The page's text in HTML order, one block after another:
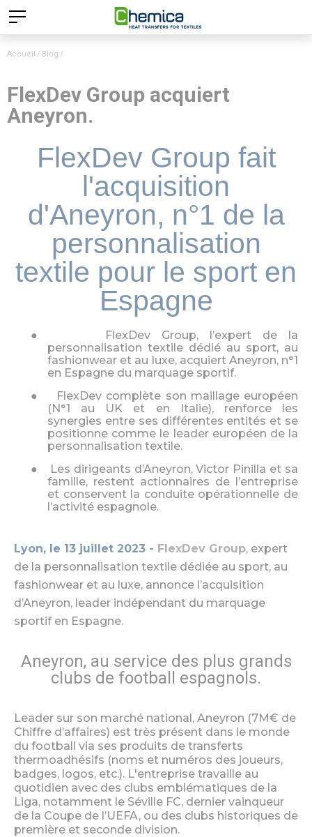
Accueil Blog
FlexDev Group acquiert
Aneyron.
FlexDev Group fait
l'acquisition
d'Aneyron, n°1 de la
personnalisation
textile pour le sport en
Espagne
●
FlexDev Group, l’expert de la
personnalisation textile dédié au sport, au
fashionwear et au luxe, acquiert Aneyron, n°1
en Espagne du marquage sportif.
●
FlexDev complète son maillage européen
(N°1 au UK et en Italie), renforce les
synergies entre ses différentes entités et se
positionne comme le leader européen de la
personnalisation textile.
●
Les dirigeants d’Aneyron, Victor Pinilla et sa
famille, restent actionnaires de l’entreprise
et conservent la conduite opérationnelle de
l’activité espagnole.
Lyon, le 13 juillet 2023 - FlexDev Group, expert
de la personnalisation textile dédiée au sport, au
fashionwear et au luxe, annonce l’acquisition
d’Aneyron, leader indépendant du marquage
sportif en Espagne.
Aneyron, au service des plus grands
clubs de football espagnols.
Leader sur son marché national, Aneyron (7M€ de
Chiffre d’affaires) est très présent dans le monde
du football via ses produits de transferts
thermoadhésifs (noms et numéros des joueurs,
badges, logos, etc.). L'entreprise travaille au
quotidien avec des clubs emblématiques de la
Liga, notamment le Séville FC, dernier vainqueur
de la Coupe de l’UEFA, ou des clubs historiques de
première et seconde division.